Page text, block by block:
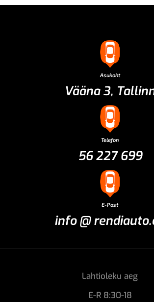
Asukoht
Vääna 3,
Telefon
56 227 699
E-Post
info @
Lahtioleku aeg
E-R 8:30-18